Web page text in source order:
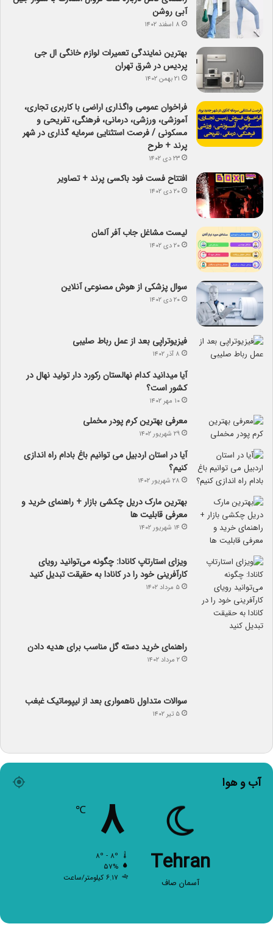
آبی روشن
۸ اسفند ۱۴۰۲
بهترین نمایندگی تعمیرات لوازم خانگی ال جی
پردیس در شرق تهران
۲۱ بهمن ۱۴۰۲
فراخوان عمومی واگذاری اراضی با کاربری تجاری،
آموزشی، ورزشی، درمانی، فرهنگی، تفریحی و
مسکونی / فرصت استثنایی سرمایه گذاری در شهر
پرند + طرح
۲۳ دی ۱۴۰۲
افتتاح فست فود باکسی پرند + تصاویر
۲۰ دی ۱۴۰۲
لیست مشاغل جاب آفر آلمان
۲۰ دی ۱۴۰۲
سوال پزشکی از هوش مصنوعی آنلاین
۲۰ دی ۱۴۰۲
فیزیوتراپی بعد از عمل رباط صلیبی
۸ آذر ۱۴۰۲
آیا می­دانید کدام نهالستان رکورد دار تولید نهال­ در
کشور است؟
۱۰ مهر ۱۴۰۲
معرفی بهترین کرم پودر مخملی
۲۹ شهریور ۱۴۰۲
آیا در استان اردبیل می توانیم باغ بادام راه اندازی
کنیم؟
۲۸ شهریور ۱۴۰۲
بهترین مارک دریل چکشی بازار + راهنمای خرید و
معرفی قابلیت ها
۱۴ شهریور ۱۴۰۲
ویزای استارتاپ کانادا: چگونه می‌توانید رویای
کارآفرینی خود را در کانادا به حقیقت تبدیل کنید
۵ مرداد ۱۴۰۲
راهنمای خرید دسته گل مناسب برای هدیه دادن
۲ مرداد ۱۴۰۲
سوالات متداول ناهمواری بعد از لیپوماتیک غبغب
۵ تیر ۱۴۰۲
آب و هوا
Tehran
آسمان صاف
۸
۵۷%
۶.۱۷ کیلومتر/ساعت